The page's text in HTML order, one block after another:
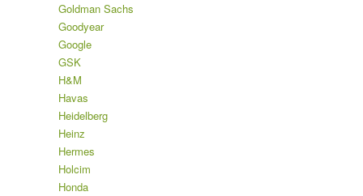
Goldman Sachs
Goodyear
Google
GSK
H&M
Havas
Heidelberg
Heinz
Hermes
Holcim
Honda